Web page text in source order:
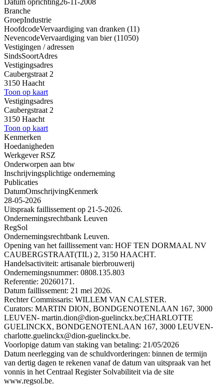
Branche
GroepIndustrie
HoofdcodeVervaardiging van dranken (11)
NevencodeVervaardiging van bier (11050)
Vestigingen / adressen
SindsSoortAdres
Vestigingsadres
Caubergstraat 2
3150 Haacht
Toon op kaart
Vestigingsadres
Caubergstraat 2
3150 Haacht
Toon op kaart
Kenmerken
Hoedanigheden
Werkgever RSZ
Onderworpen aan btw
Inschrijvingsplichtige onderneming
Publicaties
DatumOmschrijvingKenmerk
28-05-2026
Uitspraak faillissement op 21-5-2026.
Ondernemingsrechtbank Leuven
RegSol
Ondernemingsrechtbank Leuven.
Opening van het faillissement van: HOF TEN DORMAAL NV
CAUBERGSTRAAT(TIL) 2, 3150 HAACHT.
Handelsactiviteit: artisanale bierbrouwerij
Ondernemingsnummer: 0808.135.803
Referentie: 20260171.
Datum faillissement: 21 mei 2026.
Rechter Commissaris: WILLEM VAN CALSTER.
Curators: MARTIN DION, BONDGENOTENLAAN 167, 3000
LEUVEN- martin.dion@dion-guelinckx.be;CHARLOTTE
GUELINCKX, BONDGENOTENLAAN 167, 3000 LEUVEN-
charlotte.guelinckx@dion-guelinckx.be.
Voorlopige datum van staking van betaling: 21/05/2026
Datum neerlegging van de schuldvorderingen: binnen de termijn
van dertig dagen te rekenen vanaf de datum van uitspraak van het
vonnis in het Centraal Register Solvabiliteit via de site
www.regsol.be.